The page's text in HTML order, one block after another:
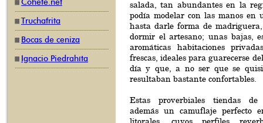
Cohete.net
Truchafrita
Bocas de ceniza
Ignacio Piedrahíta
salada, tan abundantes en la
podía modelar con las manos en
hasta darle forma de
dormir el artesano; unas bajas,
aromáticas habitaciones
frescas, ideales para guarecerse
día y que, a no ser que se
resultaban bastante confortables.
Estas proverbiales tiendas
además un camuflaje perfecto